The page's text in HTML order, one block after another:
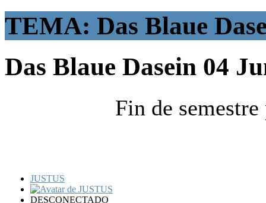
TEMA: Das Blaue
Das Blaue Dasein 04
JUSTUS
DESCONECTADO
Fin de